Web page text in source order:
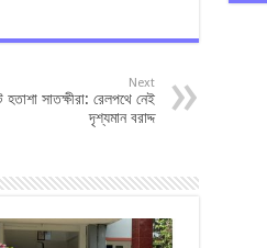
Next
হতাশা সাতক্ষীরা: রেলপথে নেই
দৃশ্যমান বরাদ্দ